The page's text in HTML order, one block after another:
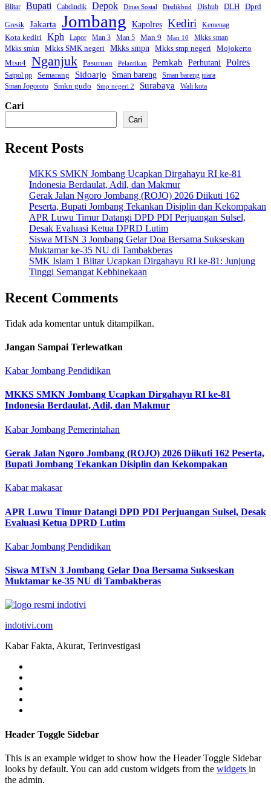
Blitar Bupati Cabdindik Depok Dinas Sosial Disdikbud Dishub DLH Dprd
Gresik Jakarta Jombang Kapolres Kediri Kemenag
Kota kediri Kph Lapor Man 3 Man 5 Man 9 Man 10
Mkks sman
Mkks smkn
Mkks SMK negeri Mkks smpn Mkks smp negeri Mojokerto
Mtsn4 Nganjuk Pasuruan Pelantikan Pemkab Perhutani Polres
Satpol pp Semarang Sidoarjo Sman bareng
Sman bareng juara
Sman Jogoroto
Smkn gudo Smp negeri 2 Surabaya Wali kota
Cari
Cari
Recent Posts
MKKS SMKN Jombang Ucapkan Dirgahayu RI ke-81
Indonesia Berdaulat, Adil, dan Makmur
Gerak Jalan Ngoro Jombang (ROJO) 2026 Diikuti 162
Peserta, Bupati Jombang Tekankan Disiplin dan Kekompakan
APR Luwu Timur Datangi DPD PDI Perjuangan Sulsel,
Desak Evaluasi Ketua DPRD Lutim
Siswa MTsN 3 Jombang Gelar Doa Bersama Sukseskan
Muktamar ke-35 NU di Tambakberas
SMK Islam 1 Blitar Ucapkan Dirgahayu RI ke-81: Junjung
Tinggi Semangat Kebhinekaan
Recent Comments
Tidak ada komentar untuk ditampilkan.
Jangan Sampai Terlewatkan
Kabar Jombang Pendidikan
MKKS SMKN Jombang Ucapkan Dirgahayu RI ke-81
Indonesia Berdaulat, Adil, dan Makmur
Kabar Jombang Pemerintahan
Gerak Jalan Ngoro Jombang (ROJO) 2026 Diikuti 162 Peserta,
Bupati Jombang Tekankan Disiplin dan Kekompakan
Kabar makasar
APR Luwu Timur Datangi DPD PDI Perjuangan Sulsel, Desak
Evaluasi Ketua DPRD Lutim
Kabar Jombang Pendidikan
Siswa MTsN 3 Jombang Gelar Doa Bersama Sukseskan
Muktamar ke-35 NU di Tambakberas
indotivi.com
Kabar Fakta, Akurat, Terinvestigasi
Header Toggle Sidebar
This is an example widget to show how the Header Toggle Sidebar
looks by default. You can add custom widgets from the widgets in
the admin.